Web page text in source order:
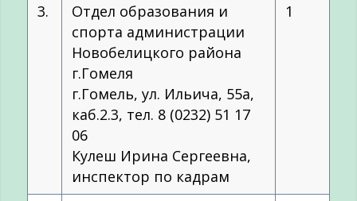
3.
Отдел образования и
спорта администрации
Новобелицкого района
г.Гомеля
г.Гомель, ул. Ильича, 55а,
каб.2.3, тел. 8 (0232) 51 17
06
Кулеш Ирина Сергеевна,
инспектор по кадрам
1